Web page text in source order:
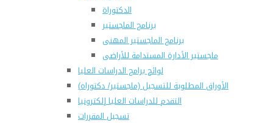
الدكتوراة
برنامج الماجستير
برنامج الماجستير المهنى
ماجستير الأدارة المستدامة للأراضى
لوائح برامج الدراسات العليا
(الأوراق المطلوبة للتسجيل (ماجستير/ دكتوراه
التقدم للدراسات العليا إلكترونيا
تسجيل المقررات